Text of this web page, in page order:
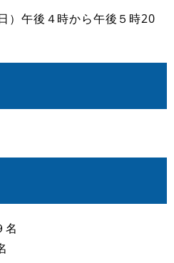
）午後４時から午後５時20
名